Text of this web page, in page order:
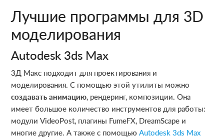
Лучшие программы для 3D
моделирования
Autodesk 3ds Max
3Д Макс подходит для проектирования и
моделирования. С помощью этой утилиты можно
создавать анимацию, рендеринг, композиции. Она
имеет большое количество инструментов для работы:
модули VideoPost, плагины FumeFX, DreamScape и
многие другие. А также с помощьюAutodesk 3ds Max